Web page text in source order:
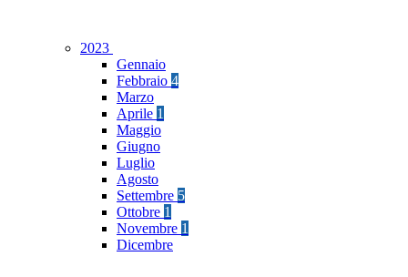
2023
Gennaio
Febbraio 4
Marzo
Aprile 1
Maggio
Giugno
Luglio
Agosto
Settembre 5
Ottobre 1
Novembre 1
Dicembre